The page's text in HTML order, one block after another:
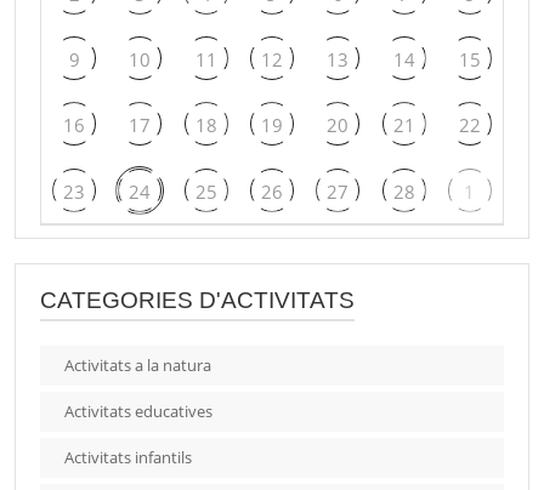
9 10 11 12 13 14 15
16 17 18 19 20 21 22
23 24 25 26 27 28 1
CATEGORIES D'ACTIVITATS
Activitats a la natura
Activitats educatives
Activitats infantils